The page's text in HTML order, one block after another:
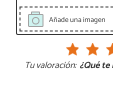
Añade una imagen
Tu valoración: ¿Qué